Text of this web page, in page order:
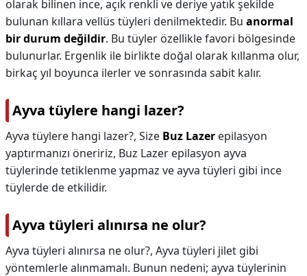
olarak bilinen ince, açık renkli ve deriye yatık şekilde
bulunan kıllara vellüs tüyleri denilmektedir. Bu anormal
bir durum değildir. Bu tüyler özellikle favori bölgesinde
bulunurlar. Ergenlik ile birlikte doğal olarak kıllanma olur,
birkaç yıl boyunca ilerler ve sonrasında sabit kalır.
Ayva tüylere hangi lazer?
Ayva tüylere hangi lazer?, Size Buz Lazer epilasyon
yaptırmanızı öneririz, Buz Lazer epilasyon ayva
tüylerinde tetiklenme yapmaz ve ayva tüyleri gibi ince
tüylerde de etkilidir.
Ayva tüyleri alınırsa ne olur?
Ayva tüyleri alınırsa ne olur?, Ayva tüyleri jilet gibi
yöntemlerle alınmamalı. Bunun nedeni; ayva tüylerinin